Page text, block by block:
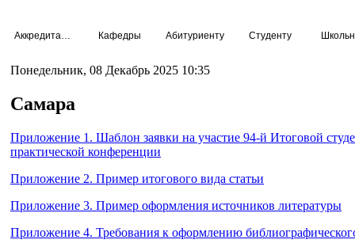
Кафедры Абитуриенту Студенту
Понедельник, 08 Декабрь 2025 10:35
Самара
Приложение 1. Шаблон заявки на участие 94-й Итоговой
практической конференции
Приложение 2. Пример итогового вида статьи
Приложение 3. Пример оформления источников литературы
Приложение 4. Требования к оформлению